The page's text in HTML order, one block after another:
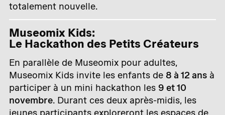
totalement nouvelle.
Museomix Kids:
Le Hackathon des Petits Créateurs
En parallèle de Museomix pour adultes,
Museomix Kids invite les enfants de 8 à 12 ans à
participer à un mini hackathon les 9 et 10
novembre. Durant ces deux après-midis, les